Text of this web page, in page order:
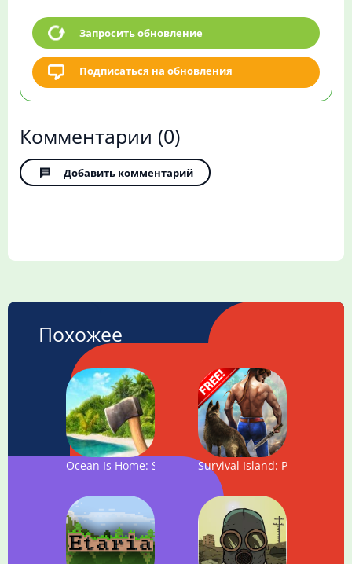
Запросить обновление
Подписаться на обновления
Комментарии (0)
Добавить комментарий
Похожее
Ocean Is Home: Survival IslandSurvival Island: Primal Land